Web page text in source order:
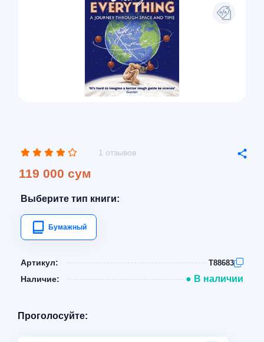
1 отзывов
119 000 сум
Выберите тип книги:
Бумажный
Артикул: T88683
Наличие: ● В наличии
Проголосуйте: